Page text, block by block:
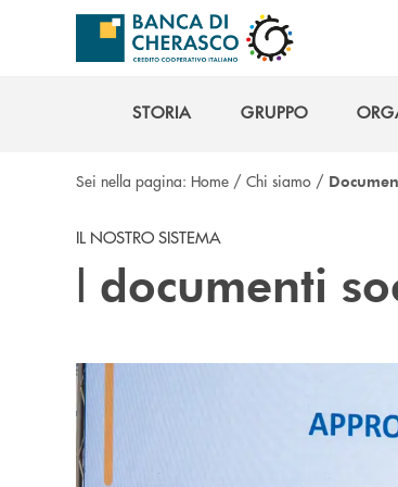
Salta al contenuto principale
STORIA
GRUPPO
Sei nella pagina: Home / Chi siamo /
IL NOSTRO SISTEMA
I documenti